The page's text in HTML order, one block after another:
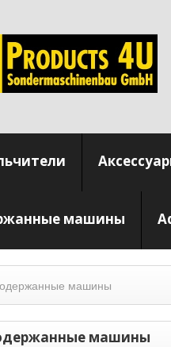
машины
машины
машины